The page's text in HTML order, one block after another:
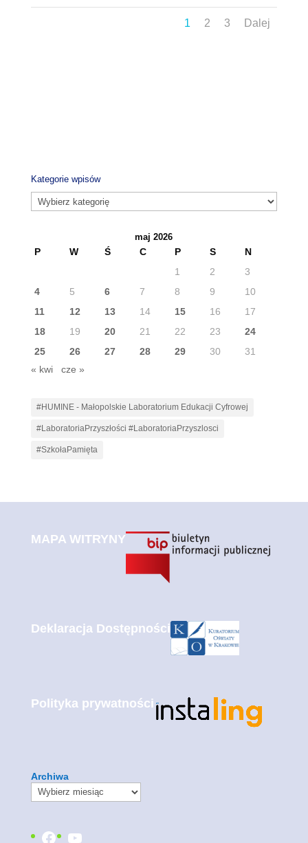
1 2 3 Dalej
Kategorie wpisów
Kategorie
wpisów
maj 2026
P W Ś C P S
N
1
2
3
4
5 6 7 8 9
10
11
12 13 14 15 16
17
18
19 20 21 22 23
24
25
26 27 28 29 30
31
« kwi
cze »
#HUMINE - Małopolskie Laboratorium Edukacji Cyfrowej
#LaboratoriaPrzyszłości #LaboratoriaPrzyszlosci
#SzkołaPamięta
MAPA WITRYNY
Deklaracja Dostępności
Polityka prywatności
Archiwa
Facebook
YouTube